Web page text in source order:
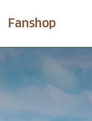
Fanshop